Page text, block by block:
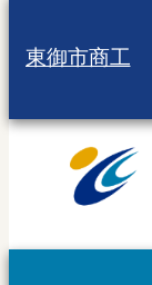
東御市商工